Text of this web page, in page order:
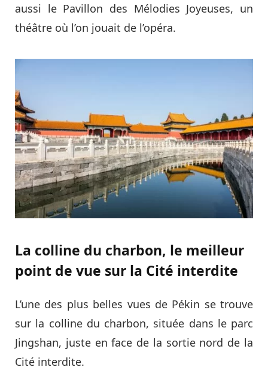
aussi le Pavillon des Mélodies Joyeuses, un
théâtre où l’on jouait de l’opéra.
La colline du charbon, le meilleur
point de vue sur la Cité interdite
L’une des plus belles vues de Pékin se trouve
sur la colline du charbon, située dans le parc
Jingshan, juste en face de la sortie nord de la
Cité interdite.